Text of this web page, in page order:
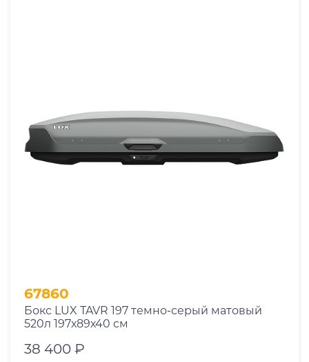
67860
Бокс LUX TAVR 197 темно-серый матовый
520л 197х89х40 см
38 400 ₽